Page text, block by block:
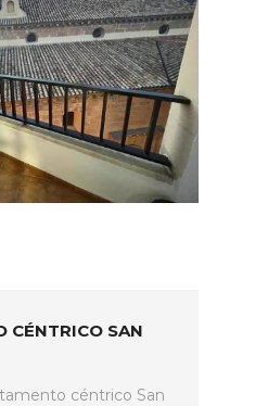
CÉNTRICO SAN
céntrico San